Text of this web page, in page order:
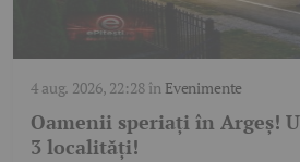
4 aug. 2026, 22:28în Evenimente
Oamenii speriați în Argeș!
3 localități!